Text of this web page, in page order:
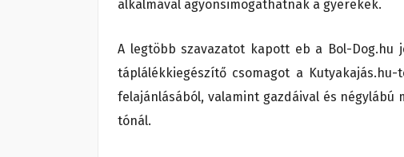
alkalmával agyonsimogathatnak a gyerekek.
A legtöbb szavazatot kapott eb a Bol-
táplálékkiegészítő csomagot a
felajánlásából, valamint gazdáival és
tónál.